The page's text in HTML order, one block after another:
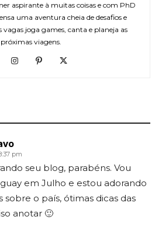
aspirante à muitas coisas e com PhD
uma aventura cheia de desafios e
vagas joga games, canta e planeja as
próximas viagens.
pm
seu blog, parabéns. Vou
em Julho e estou adorando
sobre o país, ótimas dicas das
anotar 🙂